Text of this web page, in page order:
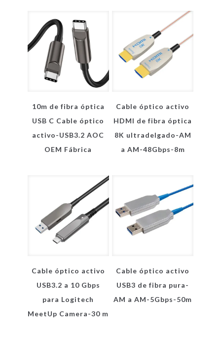
10m de fibra óptica
USB C Cable óptico
activo-USB3.2 AOC
OEM Fábrica
Cable óptico activo
HDMI de fibra óptica
8K ultradelgado-AM
a AM-48Gbps-8m
Cable óptico activo
USB3.2 a 10 Gbps
para Logitech
MeetUp Camera-30 m
Cable óptico activo
USB3 de fibra pura-
AM a AM-5Gbps-50m